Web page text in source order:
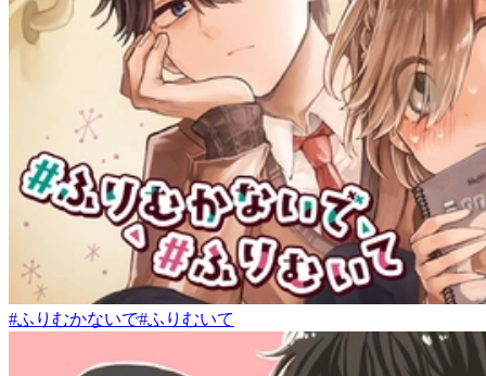
#ふりむかないで#ふりむいて